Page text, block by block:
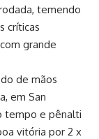
temendo
críticas
grande
de mãos
em San
tempo e pênalti
vitória por 2 x